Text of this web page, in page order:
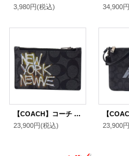
3,980円(税込)
34,900円
【COACH】コーチ コインケース シグネチャー ジャン ミシェル バスキア コラボ ジップ カードケース 小銭入れ ブラックマルチ〔日本未発売〕
23,900円(税込)
23,900円